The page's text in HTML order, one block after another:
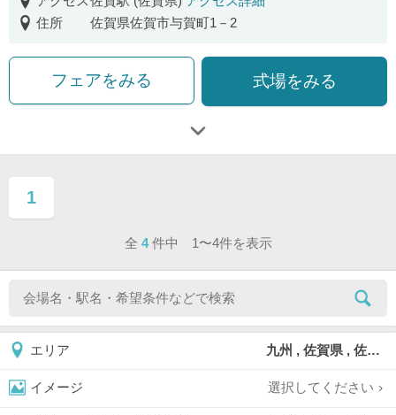
住所
佐賀県佐賀市与賀町1－2
フェアをみる 式場をみる
1
ページ目
全 4 件中 1〜4件を表示
エリア 九州 , 佐賀県 , 佐賀市
イメージ 選択してください